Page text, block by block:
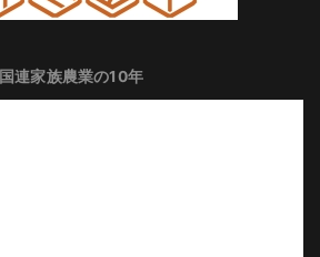
国連家族農業の10年